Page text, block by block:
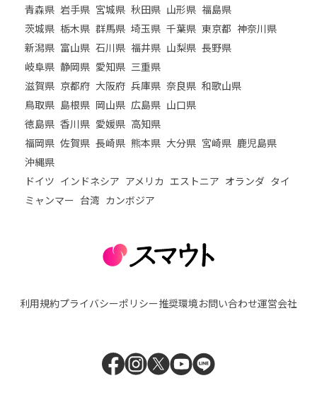
青森県 岩手県 宮城県 秋田県 山形県 福島県
茨城県 栃木県 群馬県 埼玉県 千葉県 東京都 神奈川県
新潟県 富山県 石川県 福井県 山梨県 長野県
岐阜県 静岡県 愛知県 三重県
滋賀県 京都府 大阪府 兵庫県 奈良県 和歌山県
鳥取県 島根県 岡山県 広島県 山口県
徳島県 香川県 愛媛県 高知県
福岡県 佐賀県 長崎県 熊本県 大分県 宮崎県 鹿児島県
沖縄県
ドイツ インドネシア アメリカ エストニア オランダ タイ
ミャンマー 台湾 カンボジア
利用規約プライバシーポリシー推奨環境お問い合わせ運営会社